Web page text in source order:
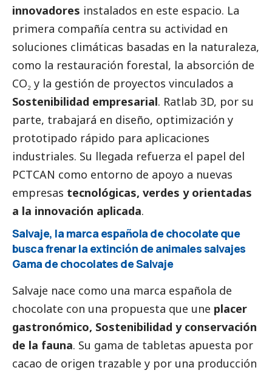
innovadores instalados en este espacio. La
primera compañía centra su actividad en
soluciones climáticas basadas en la naturaleza,
como la restauración forestal, la absorción de
CO₂ y la gestión de proyectos vinculados a
Sostenibilidad empresarial. Ratlab 3D, por su
parte, trabajará en diseño, optimización y
prototipado rápido para aplicaciones
industriales. Su llegada refuerza el papel del
PCTCAN como entorno de apoyo a nuevas
empresas tecnológicas, verdes y orientadas
a la innovación aplicada.
Salvaje, la marca española de chocolate que
busca frenar la extinción de animales salvajes
Gama de chocolates de Salvaje
Salvaje nace como una marca española de
chocolate con una propuesta que une placer
gastronómico, Sostenibilidad y conservación
de la fauna. Su gama de tabletas apuesta por
cacao de origen trazable y por una producción